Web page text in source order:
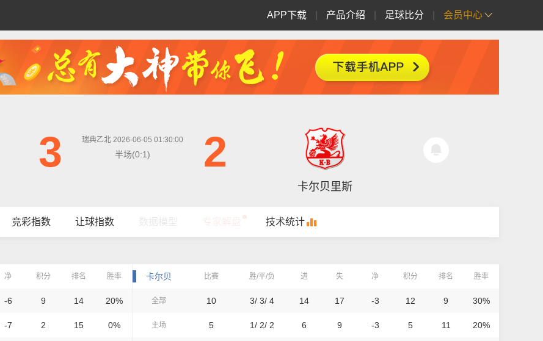
APP下载 产品介绍 足球比分 会员中心
3 2
瑞典乙北 2026-06-05 01:30:00
半场(0:1)
卡尔贝里斯
竞彩指数 让球指数 技术统计
净 积分 排名 胜率
-6 9 14 20%
-7 2 15 0%
卡尔贝 比赛 胜/平/负 进 失 净 积分 排名 胜率
全部 10 3/ 3/ 4 14 17 -3 12 9 30%
主场 5 1/ 2/ 2 6 9 -3 5 11 20%